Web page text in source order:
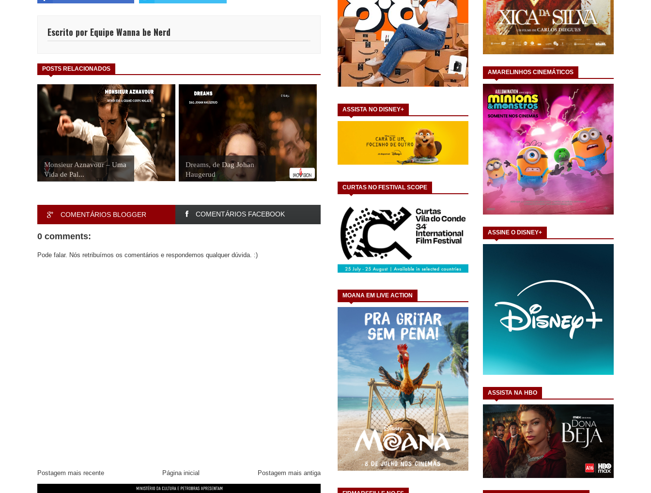
ASSISTA NO DISNEY+
CURTAS NO FESTIVAL SCOPE
MOANA EM LIVE ACTION
Escrito por Equipe Wanna be Nerd
POSTS RELACIONADOS
Monsieur Aznavour – Uma
Vida de Pal...
Dreams, de Dag Johan
Haugerud
COMENTÁRIOS BLOGGER COMENTÁRIOS FACEBOOK
0 comments:
Pode falar. Nós retribuímos os comentários e respondemos qualquer dúvida. :)
Postagem mais recente Postagem mais antiga
Página inicial
AMARELINHOS CINEMÁTICOS
ASSINE O DISNEY+
ASSISTA NA HBO